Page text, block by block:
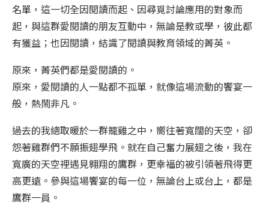
名單，這一切全因閱讀而起、因尋覓討論應用的對象而
起，與這群愛閱讀的朋友互動中，無論是教或學，彼此都
有獲益；也因閱讀，結識了閱讀與教育領域的菁英。
原來，菁英們都是愛閱讀的。
原來，愛閱讀的人一點都不孤單，就像這場流動的饗宴一
般，熱鬧非凡。
過去的我總取暖於一群籠雞之中，嚮往著寬闊的天空，卻
怨著雞群們不願振翅學飛。就在自己奮力展翅之後，我在
寬廣的天空裡遇見翱翔的鷹群，更幸福的被引領著飛得更
高更遠。參與這場饗宴的每一位，無論台上或台上，都是
鷹群一員。